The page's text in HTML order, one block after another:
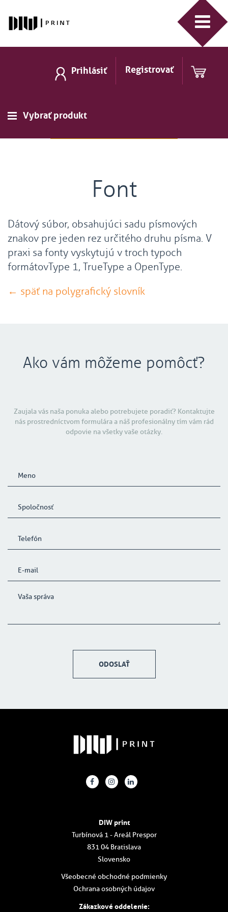
Prihlásiť Registrovať
Vybrať produkt
Font
Dátový súbor, obsahujúci sadu písmových
znakov pre jeden rez určitého druhu písma. V
praxi sa fonty vyskytujú v troch typoch
formátovType 1, TrueType a OpenType.
← späť na polygrafický slovník
Ako vám môžeme pomôcť?
Zaujala vás naša ponuka alebo potrebujete poradiť? Kontaktujte
nás prostredníctvom formulára a náš profesionálny tím vám rád
odpovie na všetky vaše otázky.
ODOSLAŤ
DIW print
Turbínová 1 - Areál Prespor
831 04 Bratislava
Slovensko
Všeobecné obchodné podmienky
Ochrana osobných údajov
Zákazkové oddelenie: